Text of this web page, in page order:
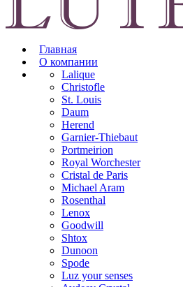
Главная
О компании
Lalique
Christofle
St. Louis
Daum
Herend
Garnier-Thiebaut
Portmeirion
Royal Worchester
Cristal de Paris
Michael Aram
Rosenthal
Lenox
Goodwill
Shtox
Dunoon
Spode
Luz your senses